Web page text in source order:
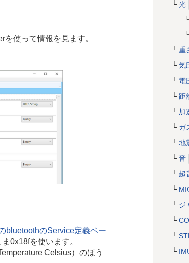
使って情報を見ます。
bluetoothのService定義ペー
0x18fを使います。
Celsius）のほう
光
重
気
電
距
加
ガ
地
音
超
ジ